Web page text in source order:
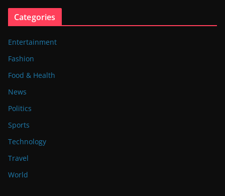
Categories
Entertainment
Fashion
Food & Health
News
Politics
Sports
Technology
Travel
World